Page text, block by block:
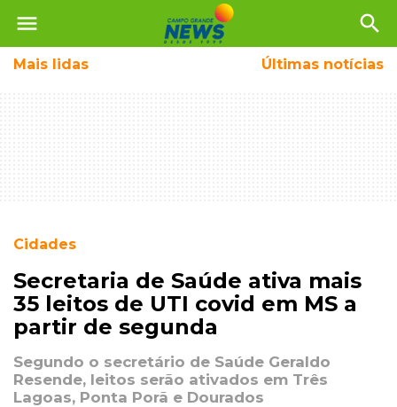
menu search
Mais lidas Últimas notícias
Cidades
Secretaria de Saúde ativa mais
35 leitos de UTI covid em MS a
partir de segunda
Segundo o secretário de Saúde Geraldo
Resende, leitos serão ativados em Três
Lagoas, Ponta Porã e Dourados